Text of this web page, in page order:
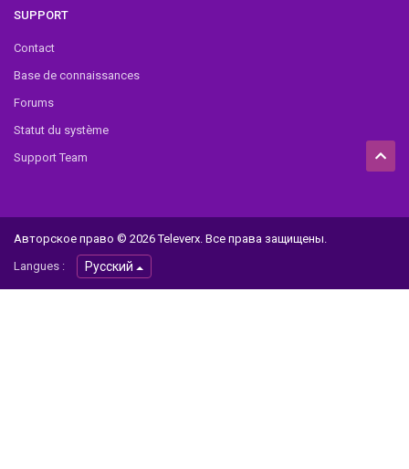
SUPPORT
Contact
Base de connaissances
Forums
Statut du système
Support Team
Авторское право © 2026 Televerx. Все права защищены.
Langues :
Русский